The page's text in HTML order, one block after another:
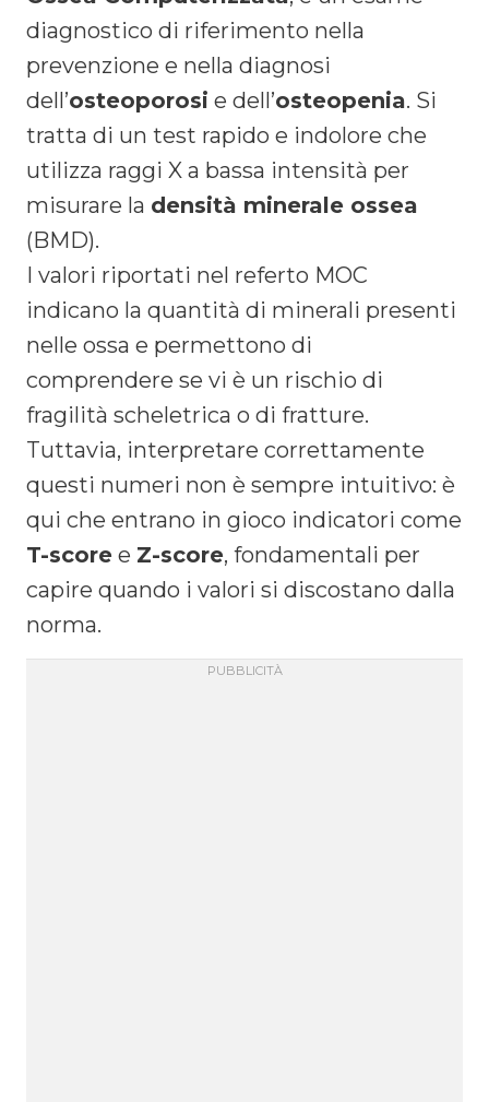
diagnostico di riferimento nella
prevenzione e nella diagnosi
dell’osteoporosi e dell’osteopenia. Si
tratta di un test rapido e indolore che
utilizza raggi X a bassa intensità per
misurare la densità minerale ossea
(BMD).
I valori riportati nel referto MOC
indicano la quantità di minerali presenti
nelle ossa e permettono di
comprendere se vi è un rischio di
fragilità scheletrica o di fratture.
Tuttavia, interpretare correttamente
questi numeri non è sempre intuitivo: è
qui che entrano in gioco indicatori come
T-score e Z-score, fondamentali per
capire quando i valori si discostano dalla
norma.